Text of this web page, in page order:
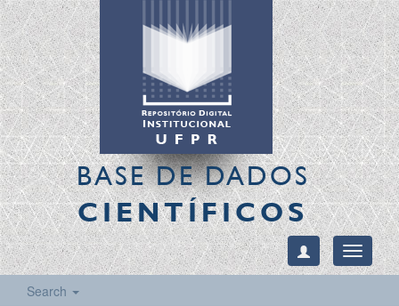
BASE DE DADOS
CIENTÍFICOS
Toggle
Search